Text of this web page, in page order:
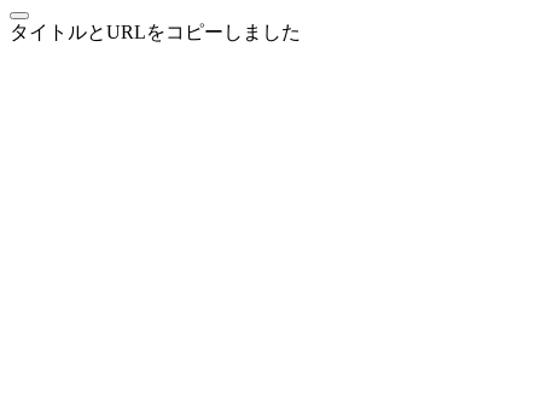
タイトルとURLをコピーしました